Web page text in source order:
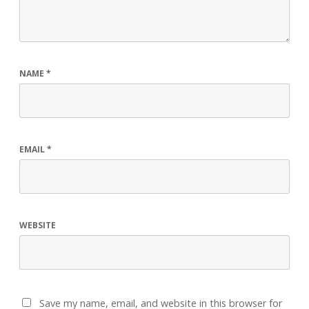
NAME *
EMAIL*
WEBSITE
Save my name, email, and website in this browser for